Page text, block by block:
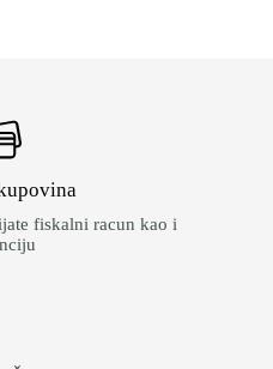
fiskalni racun kao i